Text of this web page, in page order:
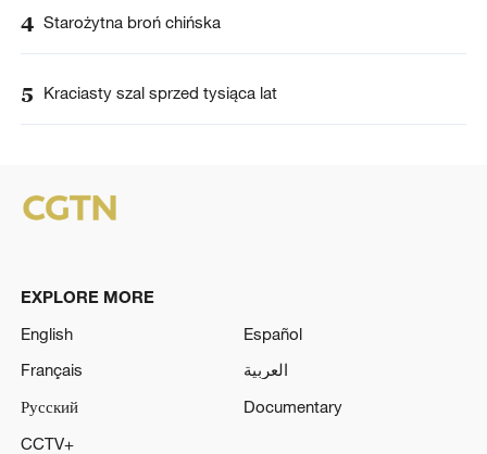
4 Starożytna broń chińska
5 Kraciasty szal sprzed tysiąca lat
EXPLORE MORE
English
Español
Français
العربية
Русский
Documentary
CCTV+